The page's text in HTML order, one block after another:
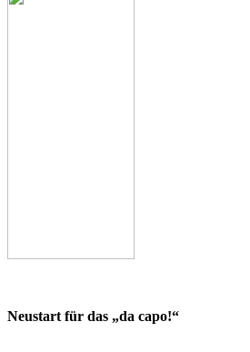
Neustart für das „da capo!“